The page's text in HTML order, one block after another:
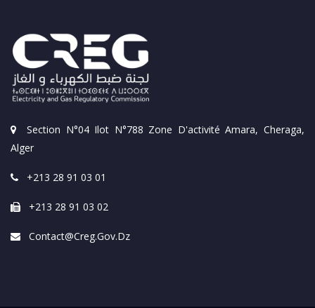
Section N°04 Ilot N°788 Zone D'activité Amara, Cheraga,
Alger
+213 28 91 03 01
+213 28 91 03 02
Contact@creg.gov.dz